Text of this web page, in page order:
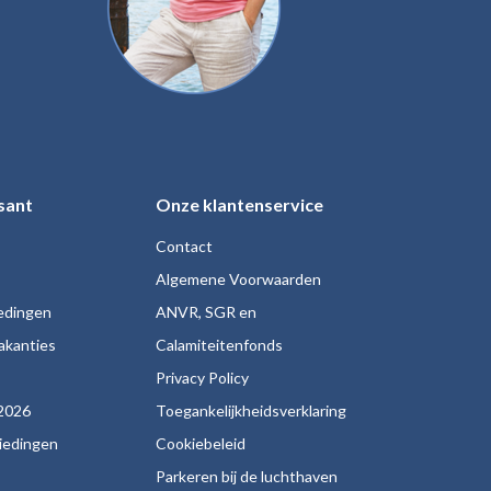
Onze klantenservice
Contact
Algemene Voorwaarden
ANVR, SGR en
Calamiteitenfonds
Privacy Policy
Toegankelijkheidsverklaring
Cookiebeleid
Parkeren bij de luchthaven